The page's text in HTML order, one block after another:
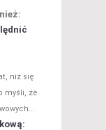
niż się
myśli, że